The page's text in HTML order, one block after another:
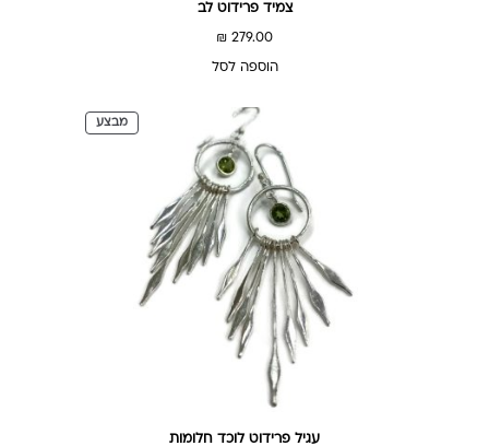
צמיד פרידוט לב
279.00
₪
הוספה לסל
מבצעמוצרים
במבצע
עגיל פרידוט לוכד חלומות